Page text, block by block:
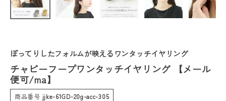
ファッション雑貨
ぽってりしたフォルムが映えるワンタッチイヤリング
チャビーフープワンタッチイヤリング 【メール
便可/ma】
商品番号 jjke-61GD-20g-acc-305